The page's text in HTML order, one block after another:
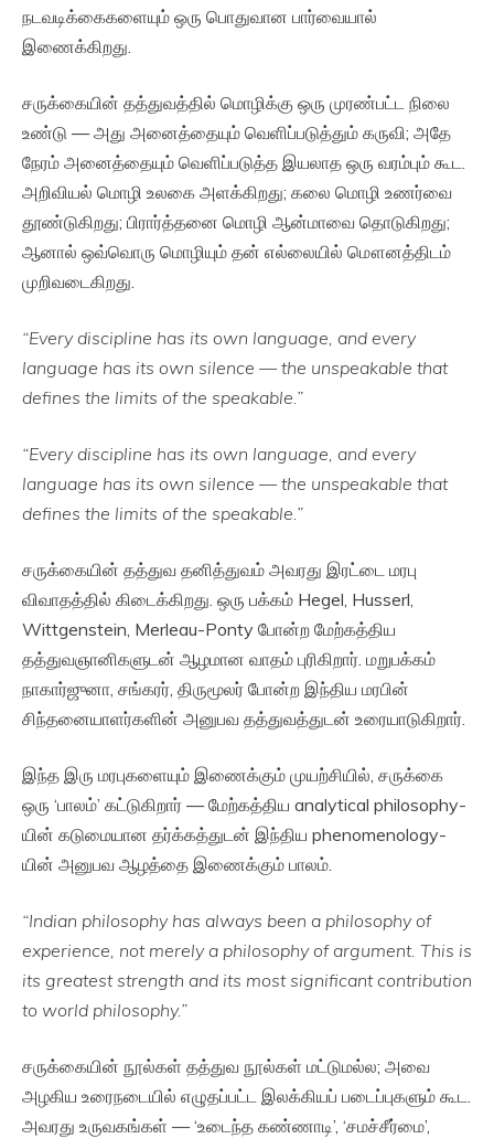
நடவடிக்கைகளையும் ஒரு பொதுவான பார்வையால்
இணைக்கிறது.
சருக்கையின் தத்துவத்தில் மொழிக்கு ஒரு முரண்பட்ட நிலை
உண்டு — அது அனைத்தையும் வெளிப்படுத்தும் கருவி; அதே
நேரம் அனைத்தையும் வெளிப்படுத்த இயலாத ஒரு வரம்பும் கூட.
அறிவியல் மொழி உலகை அளக்கிறது; கலை மொழி உணர்வை
தூண்டுகிறது; பிரார்த்தனை மொழி ஆன்மாவை தொடுகிறது;
ஆனால் ஒவ்வொரு மொழியும் தன் எல்லையில் மௌனத்திடம்
முறிவடைகிறது.
“Every discipline has its own language, and every
language has its own silence — the unspeakable that
defines the limits of the speakable.”
“Every discipline has its own language, and every
language has its own silence — the unspeakable that
defines the limits of the speakable.”
சருக்கையின் தத்துவ தனித்துவம் அவரது இரட்டை மரபு
விவாதத்தில் கிடைக்கிறது. ஒரு பக்கம் Hegel, Husserl,
Wittgenstein, Merleau-Ponty போன்ற மேற்கத்திய
தத்துவஞானிகளுடன் ஆழமான வாதம் புரிகிறார். மறுபக்கம்
நாகார்ஜுனா, சங்கரர், திருமூலர் போன்ற இந்திய மரபின்
சிந்தனையாளர்களின் அனுபவ தத்துவத்துடன் உரையாடுகிறார்.
இந்த இரு மரபுகளையும் இணைக்கும் முயற்சியில், சருக்கை
ஒரு ‘பாலம்’ கட்டுகிறார் — மேற்கத்திய analytical philosophy-
யின் கடுமையான தர்க்கத்துடன் இந்திய phenomenology-
யின் அனுபவ ஆழத்தை இணைக்கும் பாலம்.
“Indian philosophy has always been a philosophy of
experience, not merely a philosophy of argument. This is
its greatest strength and its most significant contribution
to world philosophy.”
சருக்கையின் நூல்கள் தத்துவ நூல்கள் மட்டுமல்ல; அவை
அழகிய உரைநடையில் எழுதப்பட்ட இலக்கியப் படைப்புகளும் கூட.
அவரது உருவகங்கள் — ‘உடைந்த கண்ணாடி’, ‘சமச்சீர்மை’,